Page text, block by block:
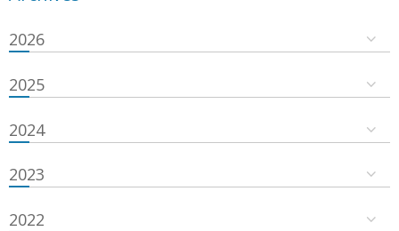
2026
2025
2024
2023
2022